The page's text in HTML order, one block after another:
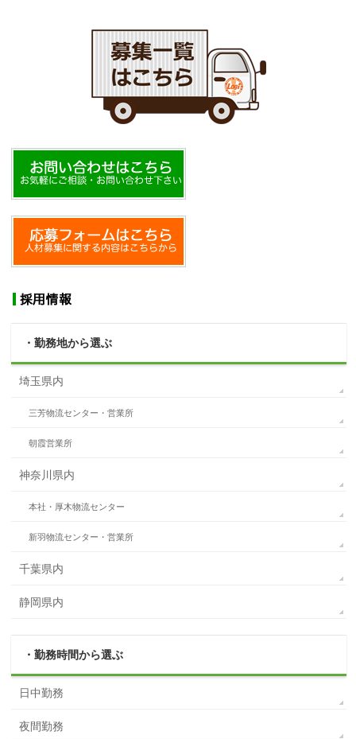
・勤務地から選ぶ
埼玉県内
三芳物流センター・営業所
朝霞営業所
神奈川県内
本社・厚木物流センター
新羽物流センター・営業所
千葉県内
静岡県内
・勤務時間から選ぶ
日中勤務
夜間勤務